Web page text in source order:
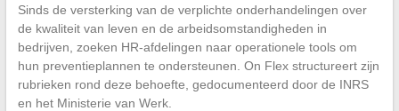
Sinds de versterking van de verplichte onderhandelingen over
de kwaliteit van leven en de arbeidsomstandigheden in
bedrijven, zoeken HR-afdelingen naar operationele tools om
hun preventieplannen te ondersteunen. On Flex structureert zijn
rubrieken rond deze behoefte, gedocumenteerd door de INRS
en het Ministerie van Werk.